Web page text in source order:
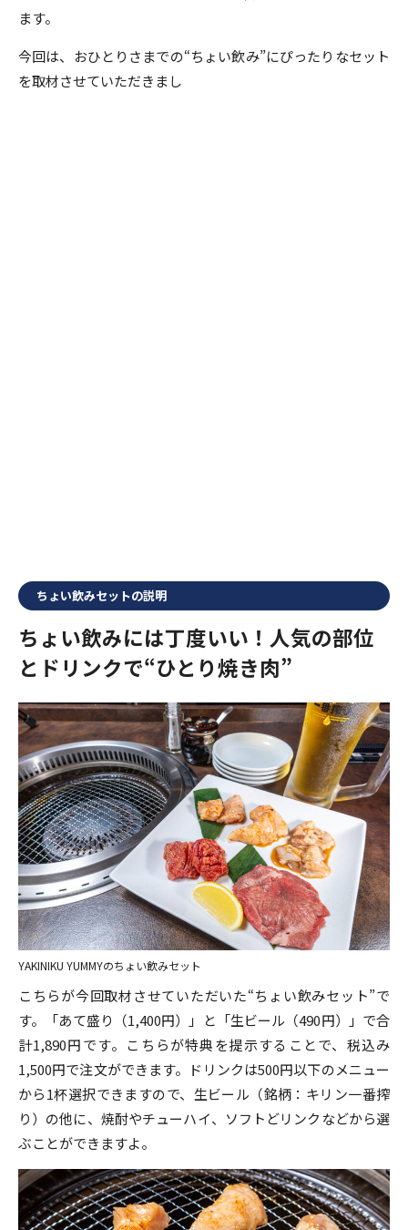
ます。
今回は、おひとりさまでの“ちょい飲み”にぴったりなセット
を取材させていただきまし
ちょい飲みセットの説明
ちょい飲みには丁度いい！人気の部位
とドリンクで“ひとり焼き肉”
YAKINIKU YUMMYのちょい飲みセット
こちらが今回取材させていただいた“ちょい飲みセット”で
す。「あて盛り（1,400円）」と「生ビール（490円）」で合
計1,890円です。こちらが特典を提示することで、税込み
1,500円で注文ができます。ドリンクは500円以下のメニュー
から1杯選択できますので、生ビール（銘柄：キリン一番搾
り）の他に、焼酎やチューハイ、ソフトどリンクなどから選
ぶことができますよ。